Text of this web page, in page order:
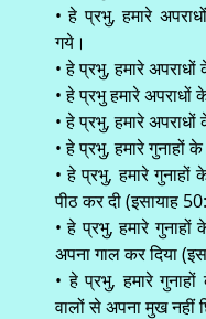
• हे प्रभु, हमारे
गये।
• हे प्रभु, हमारे
• हे प्रभु हमारे
• हे प्रभु, हमारे
• हे प्रभु, हमारे गुनाहों
• हे प्रभु, हमारे
पीठ कर दी (इसायाह
• हे प्रभु, हमारे
अपना गाल कर दिया
• हे प्रभु, हमारे
वालों से अपना मुख नहीं